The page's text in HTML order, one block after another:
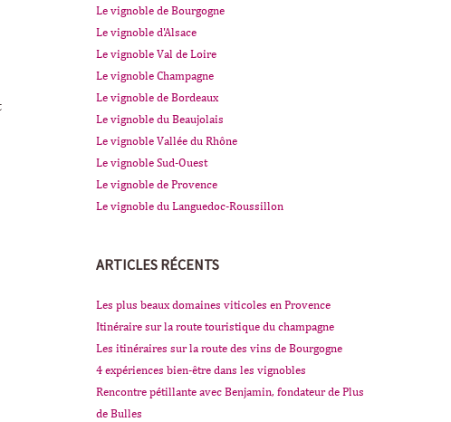
Le vignoble de Bourgogne
Le vignoble d'Alsace
Le vignoble Val de Loire
Le vignoble Champagne
Le vignoble de Bordeaux
Le vignoble du Beaujolais
Le vignoble Vallée du Rhône
Le vignoble Sud-Ouest
Le vignoble de Provence
Le vignoble du Languedoc-Roussillon
ARTICLES RÉCENTS
Les plus beaux domaines viticoles en Provence
Itinéraire sur la route touristique du champagne
Les itinéraires sur la route des vins de Bourgogne
4 expériences bien-être dans les vignobles
Rencontre pétillante avec Benjamin, fondateur de Plus
de Bulles